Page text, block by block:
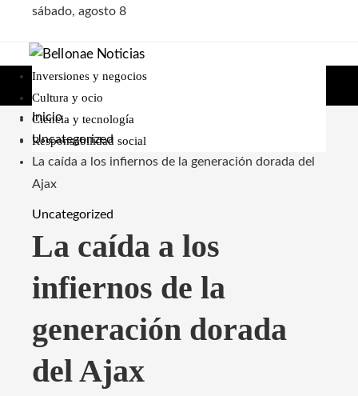
sábado, agosto 8
Inversiones y negocios
Cultura y ocio
Ciencia y tecnología
Responsabilidad social
Inicio
Uncategorized
La caída a los infiernos de la generación dorada del
Ajax
Uncategorized
La caída a los
infiernos de la
generación dorada
del Ajax